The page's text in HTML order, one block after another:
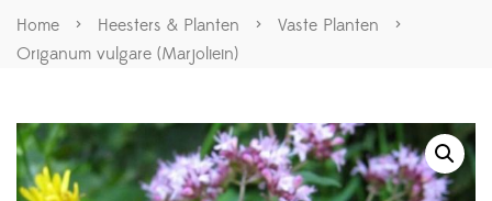
Home > Heesters & Planten > Vaste Planten
>
Origanum vulgare (Marjoliein)